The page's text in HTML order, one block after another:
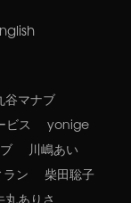
谷マナブ
ビス
yonige
川嶋あい
ン
柴田聡子
丸ありさ